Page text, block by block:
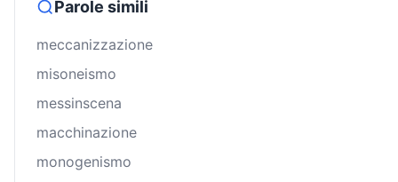
Parole simili
meccanizzazione
misoneismo
messinscena
macchinazione
monogenismo